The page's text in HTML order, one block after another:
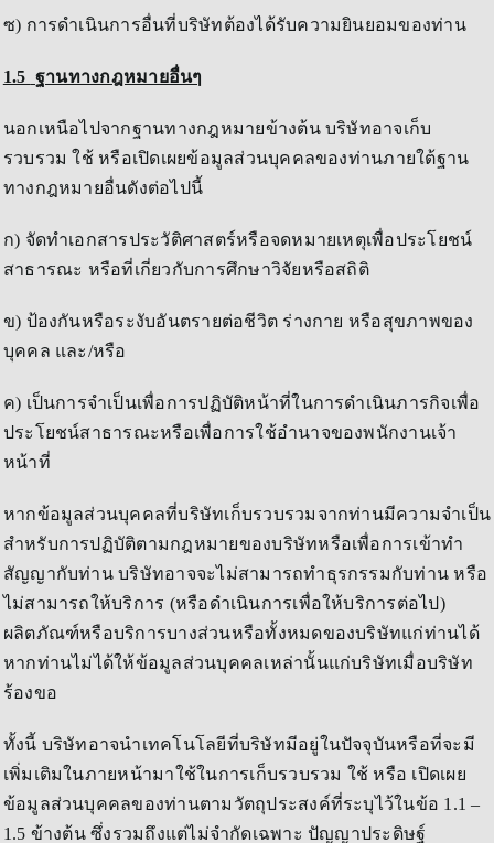
ซ) การดำเนินการอื่นที่บริษัทต้องได้รับความยินยอมของท่าน
1.5 ฐานทางกฎหมายอื่นๆ
นอกเหนือไปจากฐานทางกฎหมายข้างต้น บริษัทอาจเก็บ
รวบรวม ใช้ หรือเปิดเผยข้อมูลส่วนบุคคลของท่านภายใต้ฐาน
ทางกฎหมายอื่นดังต่อไปนี้
ก) จัดทำเอกสารประวัติศาสตร์หรือจดหมายเหตุเพื่อประโยชน์
สาธารณะ หรือที่เกี่ยวกับการศึกษาวิจัยหรือสถิติ
ข) ป้องกันหรือระงับอันตรายต่อชีวิต ร่างกาย หรือสุขภาพของ
บุคคล และ/หรือ
ค) เป็นการจำเป็นเพื่อการปฏิบัติหน้าที่ในการดำเนินภารกิจเพื่อ
ประโยชน์สาธารณะหรือเพื่อการใช้อำนาจของพนักงานเจ้า
หน้าที่
หากข้อมูลส่วนบุคคลที่บริษัทเก็บรวบรวมจากท่านมีความจำเป็น
สำหรับการปฏิบัติตามกฎหมายของบริษัทหรือเพื่อการเข้าทำ
สัญญากับท่าน บริษัทอาจจะไม่สามารถทำธุรกรรมกับท่าน หรือ
ไม่สามารถให้บริการ (หรือดำเนินการเพื่อให้บริการต่อไป)
ผลิตภัณฑ์หรือบริการบางส่วนหรือทั้งหมดของบริษัทแก่ท่านได้
หากท่านไม่ได้ให้ข้อมูลส่วนบุคคลเหล่านั้นแก่บริษัทเมื่อบริษัท
ร้องขอ
ทั้งนี้ บริษัทอาจนำเทคโนโลยีที่บริษัทมีอยู่ในปัจจุบันหรือที่จะมี
เพิ่มเติมในภายหน้ามาใช้ในการเก็บรวบรวม ใช้ หรือ เปิดเผย
ข้อมูลส่วนบุคคลของท่านตามวัตถุประสงค์ที่ระบุไว้ในข้อ 1.1 –
1.5 ข้างต้น ซึ่งรวมถึงแต่ไม่จำกัดเฉพาะ ปัญญาประดิษฐ์